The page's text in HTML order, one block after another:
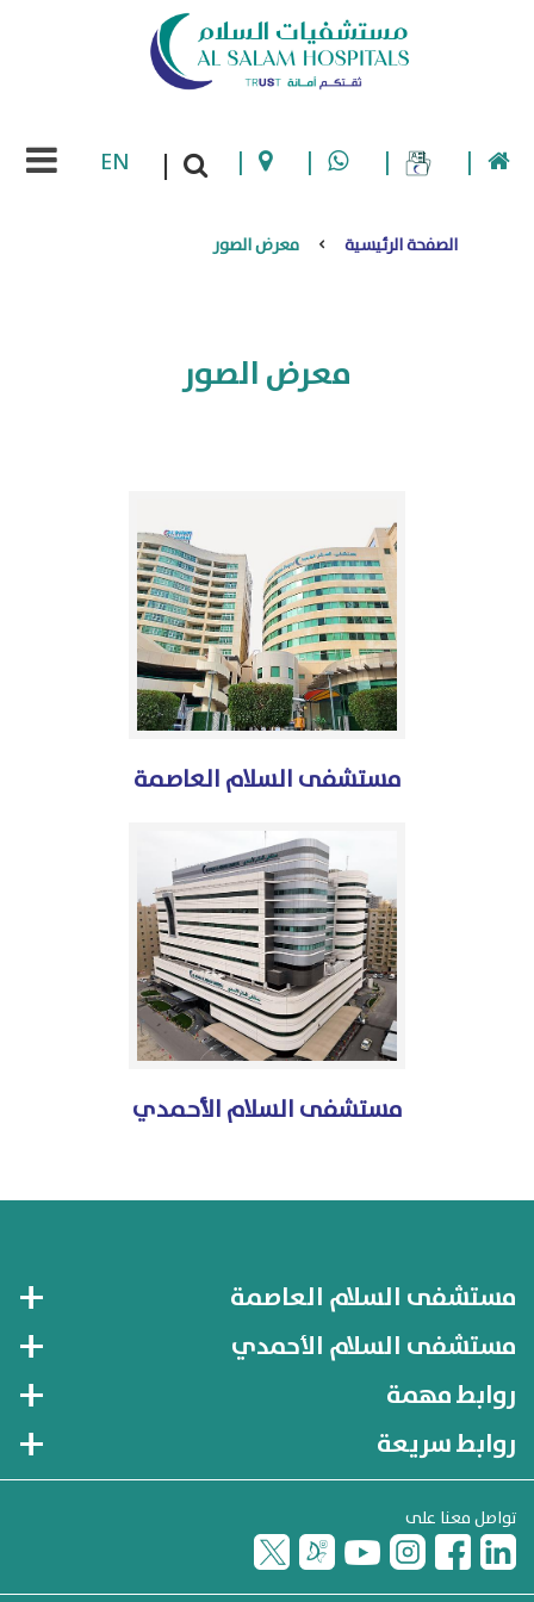
|
|
|
|
|
EN
الصفحة الرئيسية معرض الصور
معرض الصور
مستشفى السلام العاصمة
مستشفى السلام الأحمدي
مستشفى السلام العاصمة
مستشفى السلام الأحمدي
روابط مهمة
روابط سريعة
تواصل معنا على